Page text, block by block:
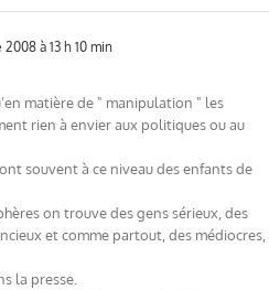
à 13 h 10 min
matière de " manipulation " les
rien à envier aux politiques ou au
souvent à ce niveau des enfants de
on trouve des gens sérieux, des
et comme partout, des médiocres,
la presse.